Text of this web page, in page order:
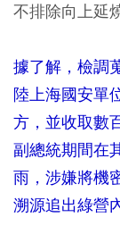
不排除向上延燒
據了解，檢調
陸上海國安單
方，並收取數
副總統期間在
雨，涉嫌將機
溯源追出綠營